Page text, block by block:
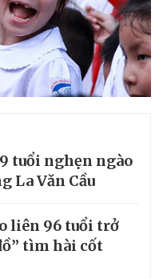
tuổi nghẹn ngào
La Văn Cầu
liên 96 tuổi trở
tìm hài cốt